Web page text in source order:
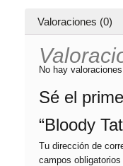
Valoraciones (0)
No hay
Sé el
“Bloody
Tu dirección de
campos